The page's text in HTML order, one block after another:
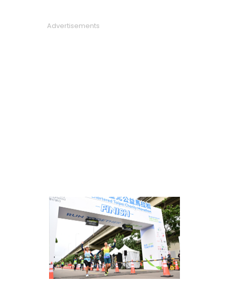
Advertisements